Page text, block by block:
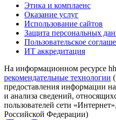
Этика и комплаенс
Оказание услуг
Использование сайтов
Защита персональных
Пользовательское
ИТ аккредитация
На информационном ресурсе
рекомендательные технологии
предоставления информации
и анализа сведений,
пользователей сети
Российской Федерации)